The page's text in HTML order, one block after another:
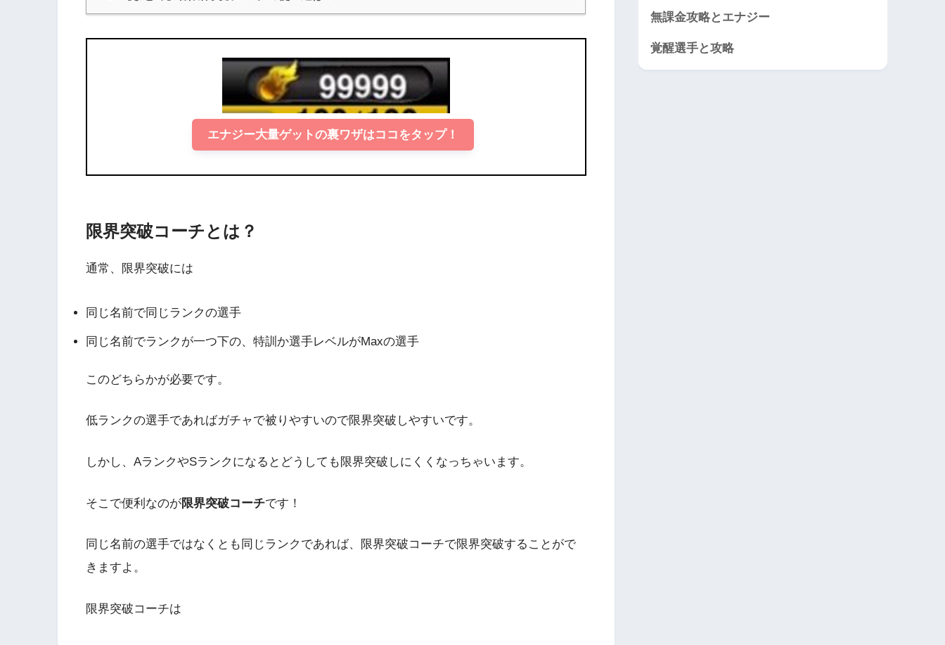
エナジー大量ゲットの裏ワザはココをタップ！
限界突破コーチとは？
通常、限界突破には
同じ名前で同じランクの選手
同じ名前でランクが一つ下の、特訓か選手レベルがMaxの選手
このどちらかが必要です。
低ランクの選手であればガチャで被りやすいので限界突破しやすいです。
しかし、AランクやSランクになるとどうしても限界突破しにくくなっちゃいます。
そこで便利なのが限界突破コーチです！
同じ名前の選手ではなくとも同じランクであれば、限界突破コーチで限界突破することがで
きますよ。
限界突破コーチは
無課金攻略とエナジー
覚醒選手と攻略